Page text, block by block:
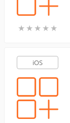
★ ★ ★ ★ ★
★ ★ ★ ★ ★
iOS